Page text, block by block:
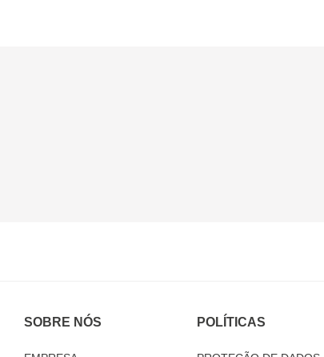
SOBRE NÓS POLÍTICAS